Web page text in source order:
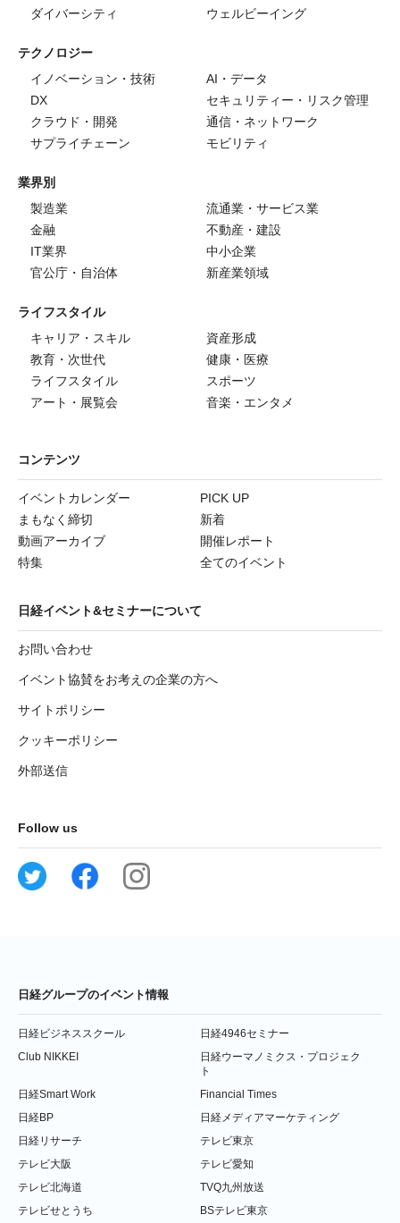
ダイバーシティ
ウェルビーイング
テクノロジー
イノベーション・技術
AI・データ
DX
セキュリティー・リスク管理
クラウド・開発
通信・ネットワーク
サプライチェーン
モビリティ
業界別
製造業
流通業・サービス業
金融
不動産・建設
IT業界
中小企業
官公庁・自治体
新産業領域
ライフスタイル
キャリア・スキル
資産形成
教育・次世代
健康・医療
ライフスタイル
スポーツ
アート・展覧会
音楽・エンタメ
コンテンツ
イベントカレンダー
PICK UP
まもなく締切
新着
動画アーカイブ
開催レポート
特集
全てのイベント
日経イベント&セミナーについて
お問い合わせ
イベント協賛をお考えの企業の方へ
サイトポリシー
クッキーポリシー
外部送信
Follow us
日経グループのイベント情報
日経ビジネススクール
日経4946セミナー
Club NIKKEI
日経ウーマノミクス・プロジェク
ト
日経Smart Work
Financial Times
日経BP
日経メディアマーケティング
日経リサーチ
テレビ東京
テレビ大阪
テレビ愛知
テレビ北海道
TVQ九州放送
テレビせとうち
BSテレビ東京